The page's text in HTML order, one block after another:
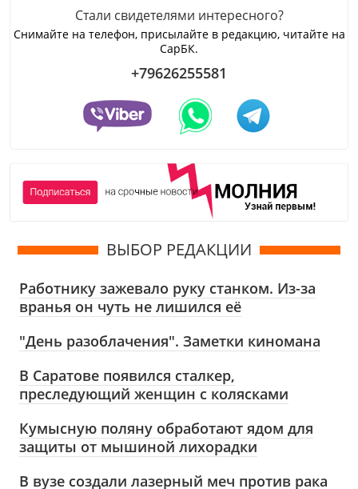
Стали свидетелями интересного?
Снимайте на телефон, присылайте в редакцию, читайте на
СарБК.
+79626255581
ВЫБОР РЕДАКЦИИ
Работнику зажевало руку станком. Из-за
вранья он чуть не лишился её
"День разоблачения". Заметки киномана
В Саратове появился сталкер,
преследующий женщин с колясками
Кумысную поляну обработают ядом для
защиты от мышиной лихорадки
В вузе создали лазерный меч против рака